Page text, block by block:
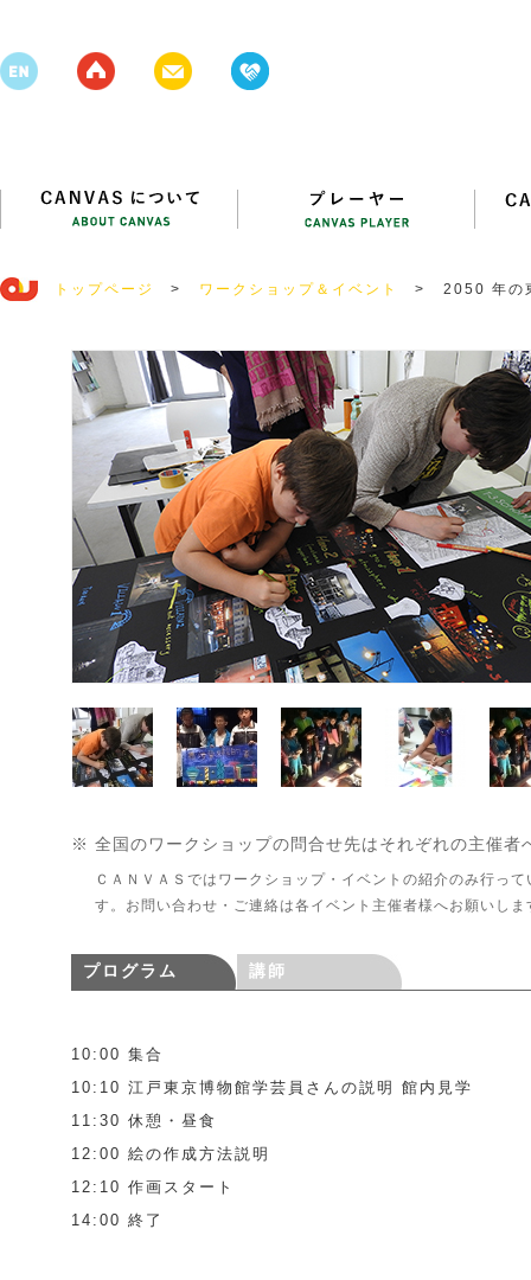
トップページ > ワークショップ＆イベント > 2050 年の
※ 全国のワークショップの問合せ先はそれぞれの主催者
ＣＡＮＶＡＳではワークショップ・イベントの紹介のみ行って
す。お問い合わせ・ご連絡は各イベント主催者様へお願いしま
プログラム 講師
10:00 集合
10:10 江戸東京博物館学芸員さんの説明 館内見学
11:30 休憩・昼食
12:00 絵の作成方法説明
12:10 作画スタート
14:00 終了